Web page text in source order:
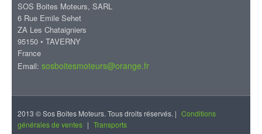
SOS Boites Moteurs, SARL
6 Rue Emile Sehet
ZA Les Chataigniers
95150 • TAVERNY
France
Email: sosboitesmoteurs@orange.fr
2013 © Sos Boites Moteurs. Tous droits réservés. | Conditions
générales de ventes | Transports